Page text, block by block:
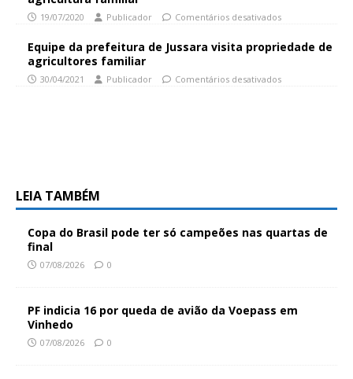
19/07/2020 Publicador Comentários desativados
Equipe da prefeitura de Jussara visita propriedade de
agricultores familiar
30/04/2021 Publicador Comentários desativados
LEIA TAMBÉM
Copa do Brasil pode ter só campeões nas quartas de
final
07/08/2026 0
PF indicia 16 por queda de avião da Voepass em
Vinhedo
07/08/2026 0